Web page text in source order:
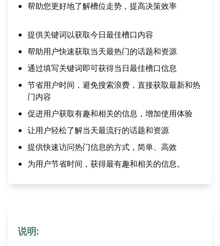
帮助您更好地了解槽位走势，提高决策效率
提供关键词以获取今日最佳槽口内容
帮助用户快速获取当天最热门的话题和资源
通过填写关键词即可获得当日最佳槽口信息
节省用户时间，避免搜索浪费，直接获取最新和热
门内容
促进用户获取有趣和相关的信息，增加使用体验
让用户轻松了解当天最流行的话题和资源
提供快速访问热门信息的方式，简单、高效
为用户节省时间，获得最有趣和相关的信息。
说明: